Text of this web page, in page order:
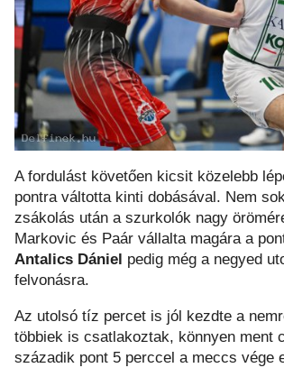
A fordulást követően kicsit közelebb
pontra váltotta kinti dobásával. Nem
zsákolás után a szurkolók nagy
Markovic és Paár vállalta magára a
Antalics Dániel pedig még a negyed
felvonásra.
Az utolsó tíz percet is jól kezdte a
többiek is csatlakoztak, könnyen ment
századik pont 5 perccel a meccs vége